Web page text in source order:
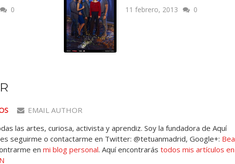
0 11 febrero, 2013 0
EMAIL AUTHOR
las artes, curiosa, activista y aprendiz. Soy la fundadora de Aquí
seguirme o contactarme en Twitter: @tetuanmadrid, Google+: Bea
en mi blog personal. Aquí encontrarás todos mis artículos en